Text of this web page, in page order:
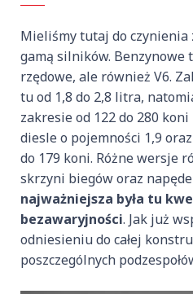
Mieliśmy tutaj do czynienia
gamą silników.
rzędowe, ale również V6.
tu od 1,8 do 2,8 litra,
zakresie od 122 do 280 koni
diesle o pojemności 1,9
do 179 koni. Różne wersje
skrzyni biegów oraz
najważniejsza była tu
bezawaryjności. Jak już
odniesieniu do całej
poszczególnych